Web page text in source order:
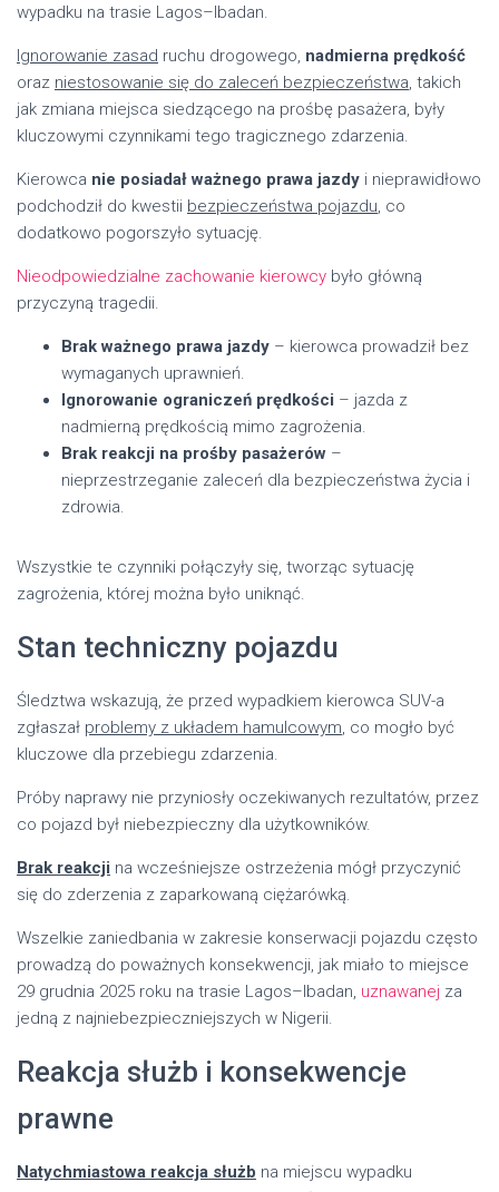
wypadku na trasie Lagos–Ibadan.
Ignorowanie zasad ruchu drogowego, nadmierna prędkość
oraz niestosowanie się do zaleceń bezpieczeństwa, takich
jak zmiana miejsca siedzącego na prośbę pasażera, były
kluczowymi czynnikami tego tragicznego zdarzenia.
Kierowca nie posiadał ważnego prawa jazdy i nieprawidłowo
podchodził do kwestii bezpieczeństwa pojazdu, co
dodatkowo pogorszyło sytuację.
Nieodpowiedzialne zachowanie kierowcy było główną
przyczyną tragedii.
Brak ważnego prawa jazdy – kierowca prowadził bez
wymaganych uprawnień.
Ignorowanie ograniczeń prędkości – jazda z
nadmierną prędkością mimo zagrożenia.
Brak reakcji na prośby pasażerów –
nieprzestrzeganie zaleceń dla bezpieczeństwa życia i
zdrowia.
Wszystkie te czynniki połączyły się, tworząc sytuację
zagrożenia, której można było uniknąć.
Stan techniczny pojazdu
Śledztwa wskazują, że przed wypadkiem kierowca SUV-a
zgłaszał problemy z układem hamulcowym, co mogło być
kluczowe dla przebiegu zdarzenia.
Próby naprawy nie przyniosły oczekiwanych rezultatów, przez
co pojazd był niebezpieczny dla użytkowników.
Brak reakcji na wcześniejsze ostrzeżenia mógł przyczynić
się do zderzenia z zaparkowaną ciężarówką.
Wszelkie zaniedbania w zakresie konserwacji pojazdu często
prowadzą do poważnych konsekwencji, jak miało to miejsce
29 grudnia 2025 roku na trasie Lagos–Ibadan, uznawanej za
jedną z najniebezpieczniejszych w Nigerii.
Reakcja służb i konsekwencje
prawne
Natychmiastowa reakcja służb na miejscu wypadku